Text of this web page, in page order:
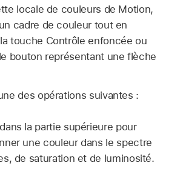
locale de couleurs de Motion,
cadre de couleur tout en
touche Contrôle enfoncée ou
bouton représentant une flèche
des opérations suivantes :
la partie supérieure pour
une couleur dans le spectre
de saturation et de luminosité.